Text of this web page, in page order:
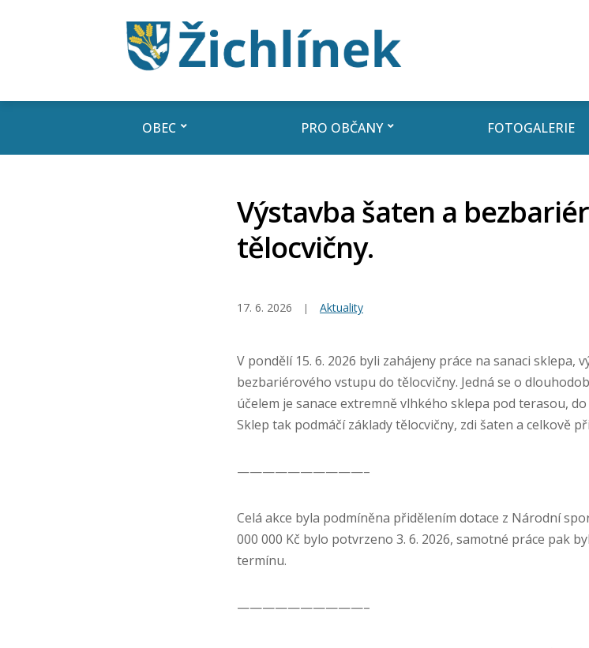
OBEC PRO OBČANY FOTOGALERIE
Výstavba šaten a
tělocvičny.
17. 6. 2026 Aktuality
V pondělí 15. 6. 2026 byli zahájeny práce na sanaci sklepa,
bezbariérového vstupu do tělocvičny. Jedná se o
účelem je sanace extremně vlhkého sklepa pod terasou,
Sklep tak podmáčí základy tělocvičny, zdi šaten a celkově
——————————–
Celá akce byla podmíněna přidělením dotace z Národní
000 000 Kč bylo potvrzeno 3. 6. 2026, samotné práce pak
termínu.
——————————–